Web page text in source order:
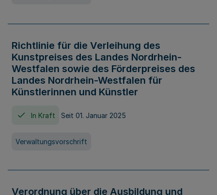
Richtlinie für die Verleihung des
Kunstpreises des Landes Nordrhein-
Westfalen sowie des Förderpreises des
Landes Nordrhein-Westfalen für
Künstlerinnen und Künstler
In Kraft Seit 01. Januar 2025
Verwaltungsvorschrift
Verordnung über die Ausbildung und